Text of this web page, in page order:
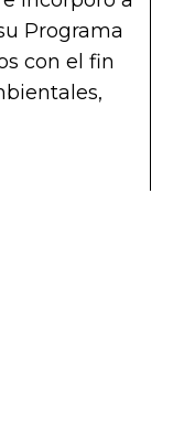
Programa
con el fin